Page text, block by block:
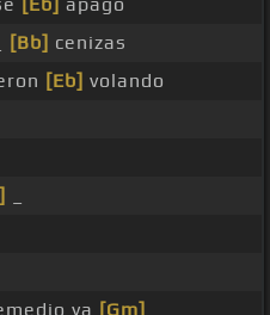
[Bb] cenizas
[Eb] volando
ya [Gm]